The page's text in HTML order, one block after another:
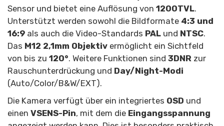
Sensor und bietet eine Auflösung von 1200TVL.
Unterstützt werden sowohl die Bildformate 4:3 und
16:9 als auch die Video-Standards PAL und NTSC.
Das M12 2,1mm Objektiv ermöglicht ein Sichtfeld
von bis zu 120°. Weitere Funktionen sind 3DNR zur
Rauschunterdrückung und Day/Night-Modi
(Auto/Color/B&W/EXT).
Die Kamera verfügt über ein integriertes OSD und
einen VSENS-Pin, mit dem die Eingangsspannung